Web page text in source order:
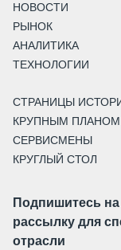
НОВОСТИ
РЫНОК
АНАЛИТИКА
ТЕХНОЛОГИИ
СТРАНИЦЫ
КРУПНЫМ ПЛАНОМ
СЕРВИСМЕНЫ
КРУГЛЫЙ СТОЛ
Подпишитесь
рассылку для
отрасли